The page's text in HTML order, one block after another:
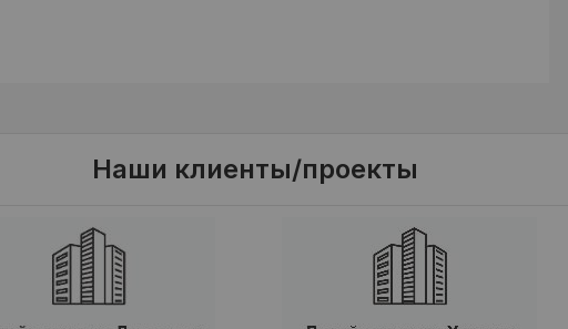
Наши клиенты/проекты